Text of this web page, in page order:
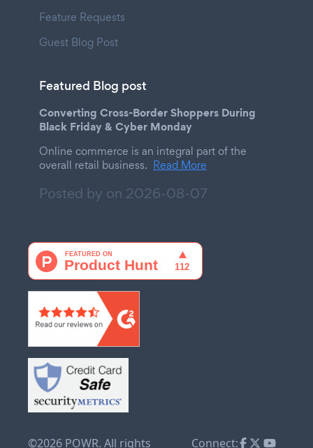
Feature Requests
Guest Blog Post
Featured Blog post
Converting Cross-Border Shoppers During
Black Friday & Cyber Monday
Online commerce is an integral part of the
overall retail business. Read More
Posted by on 2026-08-07
©2026 POWR. All rights Connect: